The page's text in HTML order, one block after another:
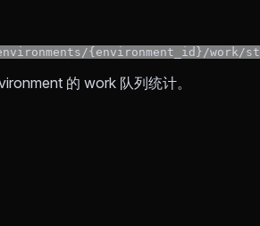
{environment_id}/work/
的 work 队列统计。